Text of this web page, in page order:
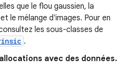
que le flou gaussien, la
le mélange d'images. Pour en
les sous-classes de
.
avec des données.